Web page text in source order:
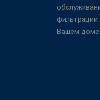
фильтрации
Вашем